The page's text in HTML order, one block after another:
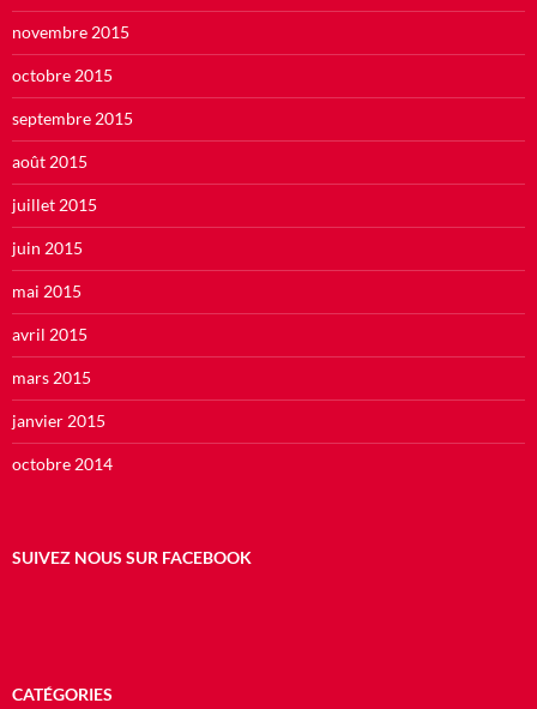
novembre 2015
octobre 2015
septembre 2015
août 2015
juillet 2015
juin 2015
mai 2015
avril 2015
mars 2015
janvier 2015
octobre 2014
SUIVEZ NOUS SUR FACEBOOK
CATÉGORIES